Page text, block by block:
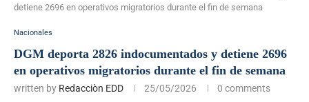
detiene 2696 en operativos migratorios durante el fin de semana
Nacionales
DGM deporta 2826 indocumentados y detiene 2696
en operativos migratorios durante el fin de semana
written by Redacciòn EDD 25/05/2026 0 comments